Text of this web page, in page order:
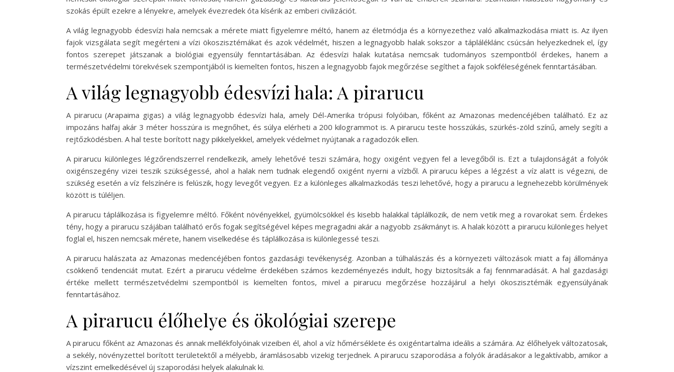
szokás épült ezekre a lényekre, amelyek évezredek óta kísérik az emberi civilizációt.
A világ legnagyobb édesvízi hala nemcsak a mérete miatt figyelemre méltó, hanem az életmódja és a környezethez való alkalmazkodása miatt is. Az ilyen
fajok vizsgálata segít megérteni a vízi ökoszisztémákat és azok védelmét, hiszen a legnagyobb halak sokszor a tápláléklánc csúcsán helyezkednek el, így
fontos szerepet játszanak a biológiai egyensúly fenntartásában. Az édesvízi halak kutatása nemcsak tudományos szempontból érdekes, hanem a
természetvédelmi törekvések szempontjából is kiemelten fontos, hiszen a legnagyobb fajok megőrzése segíthet a fajok sokféleségének fenntartásában.
A világ legnagyobb édesvízi hala: A pirarucu
A pirarucu (Arapaima gigas) a világ legnagyobb édesvízi hala, amely Dél-Amerika trópusi folyóiban, főként az Amazonas medencéjében található. Ez az
impozáns halfaj akár 3 méter hosszúra is megnőhet, és súlya elérheti a 200 kilogrammot is. A pirarucu teste hosszúkás, szürkés-zöld színű, amely segíti a
rejtőzködésben. A hal teste borított nagy pikkelyekkel, amelyek védelmet nyújtanak a ragadozók ellen.
A pirarucu különleges légzőrendszerrel rendelkezik, amely lehetővé teszi számára, hogy oxigént vegyen fel a levegőből is. Ezt a tulajdonságát a folyók
oxigénszegény vizei teszik szükségessé, ahol a halak nem tudnak elegendő oxigént nyerni a vízből. A pirarucu képes a légzést a víz alatt is végezni, de
szükség esetén a víz felszínére is felúszik, hogy levegőt vegyen. Ez a különleges alkalmazkodás teszi lehetővé, hogy a pirarucu a legnehezebb körülmények
között is túléljen.
A pirarucu táplálkozása is figyelemre méltó. Főként növényekkel, gyümölcsökkel és kisebb halakkal táplálkozik, de nem vetik meg a rovarokat sem. Érdekes
tény, hogy a pirarucu szájában található erős fogak segítségével képes megragadni akár a nagyobb zsákmányt is. A halak között a pirarucu különleges helyet
foglal el, hiszen nemcsak mérete, hanem viselkedése és táplálkozása is különlegessé teszi.
A pirarucu halászata az Amazonas medencéjében fontos gazdasági tevékenység. Azonban a túlhalászás és a környezeti változások miatt a faj állománya
csökkenő tendenciát mutat. Ezért a pirarucu védelme érdekében számos kezdeményezés indult, hogy biztosítsák a faj fennmaradását. A hal gazdasági
értéke mellett természetvédelmi szempontból is kiemelten fontos, mivel a pirarucu megőrzése hozzájárul a helyi ökoszisztémák egyensúlyának
fenntartásához.
A pirarucu élőhelye és ökológiai szerepe
A pirarucu főként az Amazonas és annak mellékfolyóinak vizeiben él, ahol a víz hőmérséklete és oxigéntartalma ideális a számára. Az élőhelyek változatosak,
a sekély, növényzettel borított területektől a mélyebb, áramlásosabb vizekig terjednek. A pirarucu szaporodása a folyók áradásakor a legaktívabb, amikor a
vízszint emelkedésével új szaporodási helyek alakulnak ki.